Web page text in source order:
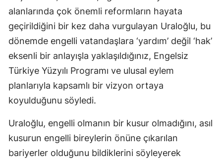
alanlarında çok önemli reformların hayata
geçirildiğini bir kez daha vurgulayan Uraloğlu, bu
dönemde engelli vatandaşlara ‘yardım’ değil ‘hak’
eksenli bir anlayışla yaklaşıldığınız, Engelsiz
Türkiye Yüzyılı Programı ve ulusal eylem
planlarıyla kapsamlı bir vizyon ortaya
koyulduğunu söyledi.
Uraloğlu, engelli olmanın bir kusur olmadığını, asıl
kusurun engelli bireylerin önüne çıkarılan
bariyerler olduğunu bildiklerini söyleyerek